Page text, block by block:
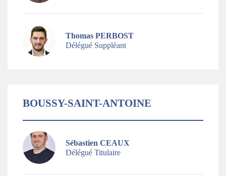
Thomas PERBOST
Délégué Suppléant
BOUSSY-SAINT-ANTOINE
Sébastien CEAUX
Délégué Titulaire